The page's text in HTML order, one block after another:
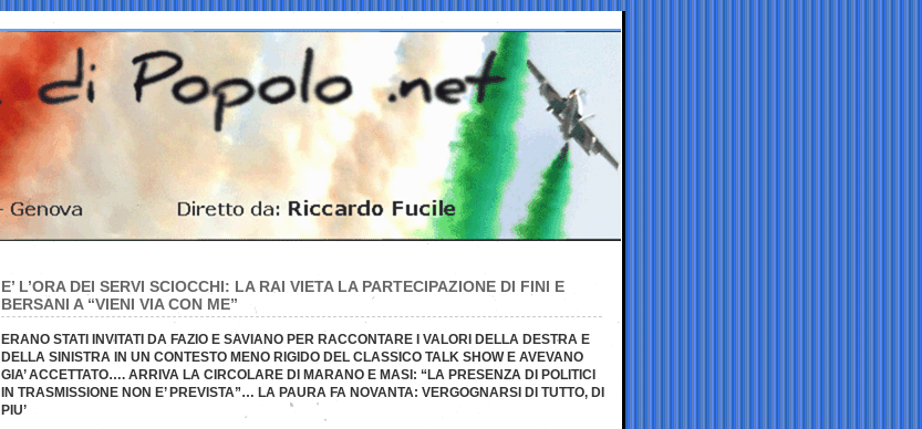
E’ L’ORA DEI SERVI SCIOCCHI: LA RAI VIETA LA PARTECIPAZIONE DI FINI E
BERSANI A “VIENI VIA CON ME”
ERANO STATI INVITATI DA FAZIO E SAVIANO PER RACCONTARE I VALORI DELLA DESTRA E
DELLA SINISTRA IN UN CONTESTO MENO RIGIDO DEL CLASSICO TALK SHOW E AVEVANO
GIA’ ACCETTATO…. ARRIVA LA CIRCOLARE DI MARANO E MASI: “LA PRESENZA DI POLITICI
IN TRASMISSIONE NON E’ PREVISTA”… LA PAURA FA NOVANTA: VERGOGNARSI DI TUTTO, DI
PIU’